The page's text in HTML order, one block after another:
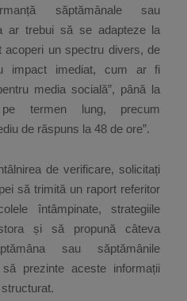
săptămânale sau
ar trebui să se adapteze la
acoperi un spectru divers, de
impact imediat, cum ar fi
media socială”, până la
pe termen lung, precum
de răspuns la 48 de ore”.
de verificare, solicitați
să trimită un raport referitor
întâmpinate, strategiile
și să propună câteva
sau săptămânile
să prezinte aceste informații